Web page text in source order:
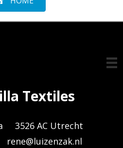
Textiles
3526 AC Utrecht
rene@luizenzak.nl